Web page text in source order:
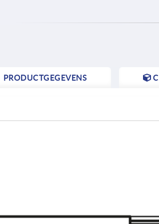
PRODUCTGEGEVENS